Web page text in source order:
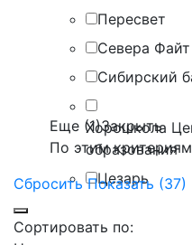
Пересвет
Севера
Сибирский
Хорошкола
образования
Цезарь
Еще (1)Закрыть
По этим
Сбросить Показать (37)
Сортировать по: